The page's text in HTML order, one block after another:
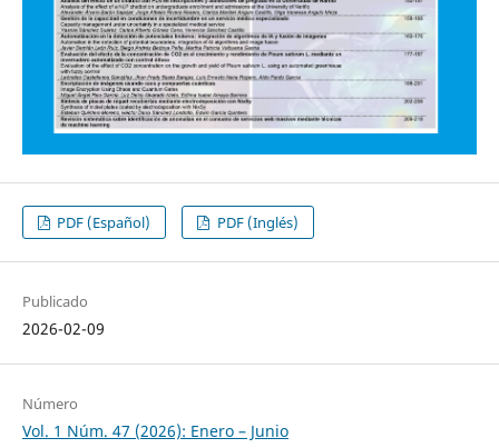
PDF (Español) PDF (Inglés)
Publicado
2026-02-09
Número
Vol. 1 Núm. 47 (2026): Enero – Junio